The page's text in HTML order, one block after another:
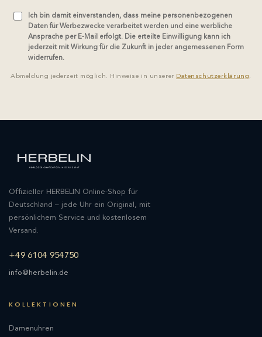
Ich bin damit einverstanden, dass meine personenbezogenen
Daten für Werbezwecke verarbeitet werden und eine werbliche
Ansprache per E-Mail erfolgt. Die erteilte Einwilligung kann ich
jederzeit mit Wirkung für die Zukunft in jeder angemessenen Form
widerrufen.
Abmeldung jederzeit möglich. Hinweise in unserer Datenschutzerklärung.
Offizieller HERBELIN Online-Shop für
Deutschland – jede Uhr ein Original, mit
persönlichem Service und kostenlosem
Versand.
+49 6104 954750
info@herbelin.de
KOLLEKTIONEN
Damenuhren